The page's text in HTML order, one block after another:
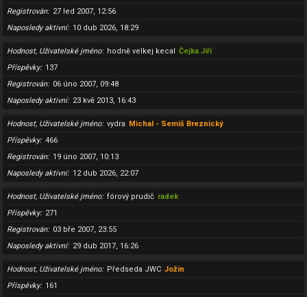
Registrován
27 led 2007, 12:56
Naposledy aktivní
10 dub 2026, 18:29
Hodnost, Uživatelské jméno hodně velkej kecal Čejka Jiří
Příspěvky
137
Registrován
06 úno 2007, 09:48
Naposledy aktivní
23 kvě 2013, 16:43
Hodnost, Uživatelské jméno vydra Michal - Semiš Breznický
Příspěvky
466
Registrován
19 úno 2007, 10:13
Naposledy aktivní
12 dub 2026, 22:07
Hodnost, Uživatelské jméno fórový prudič radek
Příspěvky
271
Registrován
03 bře 2007, 23:55
Naposledy aktivní
29 dub 2017, 16:26
Hodnost, Uživatelské jméno Předseda JWC Jožin
Příspěvky
161